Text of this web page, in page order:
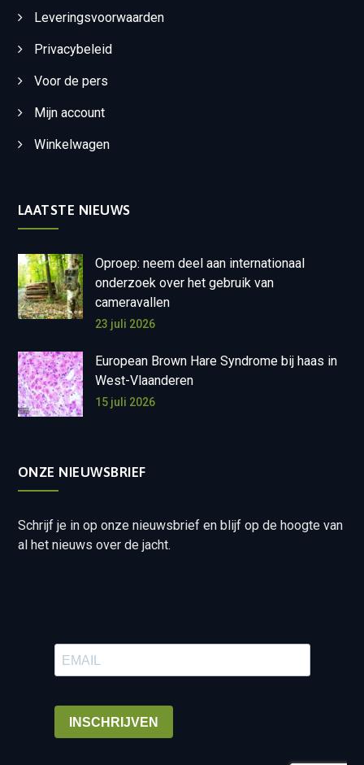
Leveringsvoorwaarden
Privacybeleid
Voor de pers
Mijn account
Winkelwagen
LAATSTE NIEUWS
Oproep: neem deel aan internationaal
onderzoek over het gebruik van
cameravallen
23 juli 2026
European Brown Hare Syndrome bij haas in
West-Vlaanderen
15 juli 2026
ONZE NIEUWSBRIEF
Schrijf je in op onze nieuwsbrief en blijf op de hoogte van
al het nieuws over de jacht.